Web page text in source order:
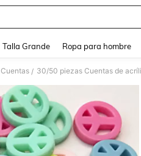
Talla Grande Ropa para hombre
Cuentas /